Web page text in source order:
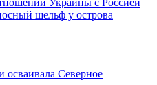
Украины с Россией
шельф у острова
осваивала Северное